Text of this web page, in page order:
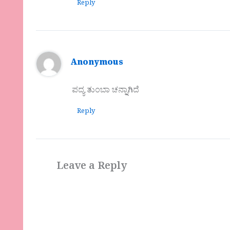
Reply
Anonymous
ಪದ್ಯ ತುಂಬಾ ಚನ್ನಾಗಿದೆ
Reply
Leave a Reply